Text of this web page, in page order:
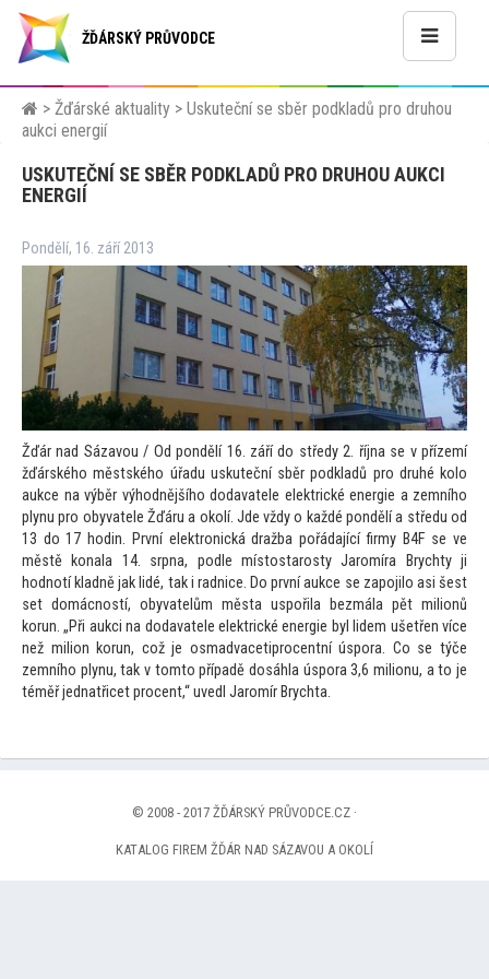
ŽĎÁRSKÝ PRŮVODCE
> Žďárské aktuality > Uskuteční se sběr podkladů pro druhou
aukci energií
USKUTEČNÍ SE SBĚR PODKLADŮ PRO DRUHOU AUKCI
ENERGIÍ
Pondělí, 16. září 2013
Žďár nad Sázavou / Od pondělí 16. září do středy 2. října se v přízemí
žďárského městského úřadu uskuteční sběr podkladů pro druhé kolo
aukce na výběr výhodnějšího dodavatele elektrické energie a zemního
plynu pro obyvatele Žďáru a okolí. Jde vždy o každé pondělí a středu od
13 do 17 hodin. První elektronická dražba pořádající firmy B4F se ve
městě konala 14. srpna, podle místostarosty Jaromíra Brychty ji
hodnotí kladně jak lidé, tak i radnice. Do první aukce se zapojilo asi šest
set domácností, obyvatelům města uspořila bezmála pět milionů
korun. „Při aukci na dodavatele elektrické energie byl lidem ušetřen více
než milion korun, což je osmadvacetiprocentní úspora. Co se týče
zemního plynu, tak v tomto případě dosáhla úspora 3,6 milionu, ato je
téměř jednatřicet procent,“ uvedl Jaromír Brychta.
© 2008 - 2017 ŽĎÁRSKÝ PRŮVODCE.CZ ·
KATALOG FIREM ŽĎÁR NAD SÁZAVOU A OKOLÍ